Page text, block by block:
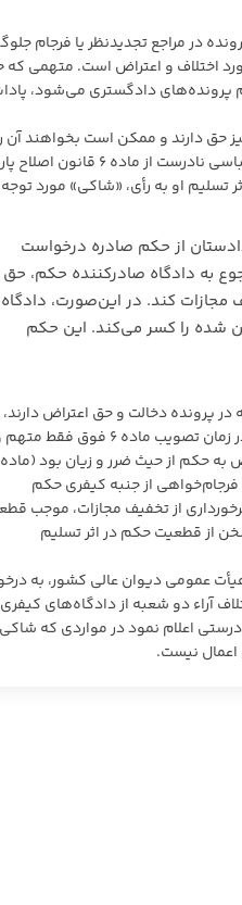
در مراجع تجدیدنظر یا فرجام
اختلاف و اعتراض است. متهمی
پرونده‌های دادگستری می‌شود،
حق دارند و ممکن است بخواهند آن
مورد اعتراض قرار دهند. در سال ١٣٩٢، هنگام تصویب ماده ۴۴٢ قانون آیین دادرسی کیفری، اقتباسی
در اثر تسلیم او به رأی، «شاکی» مورد
از حکم صادره درخواست
به دادگاه صادرکننده حکم، حق
مجازات کند. در این‌صورت، دادگاه
شده را کسر می‌کند. این حکم
دخالت و حق اعتراض
با انصراف خود از این حق، از دو درجه‌ای شدن رسیدگی جلوگیری می‌نمایند. بنابر این، هر چند که در زمان تصویب ماده ۶ فوق
حق تجدیدنظر یا فرجام‌خواهی از جنبه کیفری حکم
به حکم برای برخورداری از تخفیف مجازات، موجب
از قطعیت حکم در اثر تسلیم
رویه هیأت عمومی دیوان عالی کشور، به
آراء دو شعبه از دادگاه‌های
قاطع و به درستی اعلام نمود در مواردی که شاکی